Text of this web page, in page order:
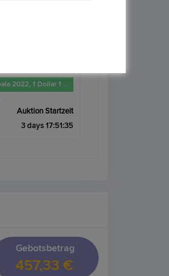
NIUE. Disney-Hakuna Matata, 2 Dollar 2022 1 Unze FM-Frankfurt, Feinsilber: 31,1g
Auktion Startzeit
3 days 17:49:34
Gebotsbetrag
457,33 €